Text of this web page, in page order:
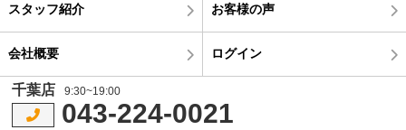
スタッフ紹介 お客様の声
会社概要 ログイン
千葉店 9:30~19:00
043-224-0021